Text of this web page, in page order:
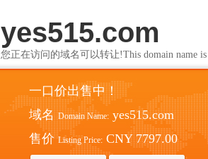
yes515.com
您正在访问的域名可以转让!This domain name is
一口价出售中！
域名 Domain Name: yes515.com
售价 Listing Price: CNY 7797.00